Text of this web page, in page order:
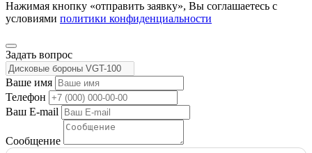
Нажимая кнопку «отправить заявку», Вы соглашаетесь с
условиями политики конфиденциальности
Задать вопрос
Ваше имя
Телефон
Ваш E-mail
Сообщение